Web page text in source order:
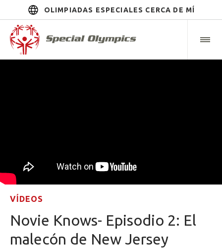
OLIMPIADAS ESPECIALES CERCA DE MÍ
VÍDEOS
Novie Knows- Episodio 2: El
malecón de New Jersey